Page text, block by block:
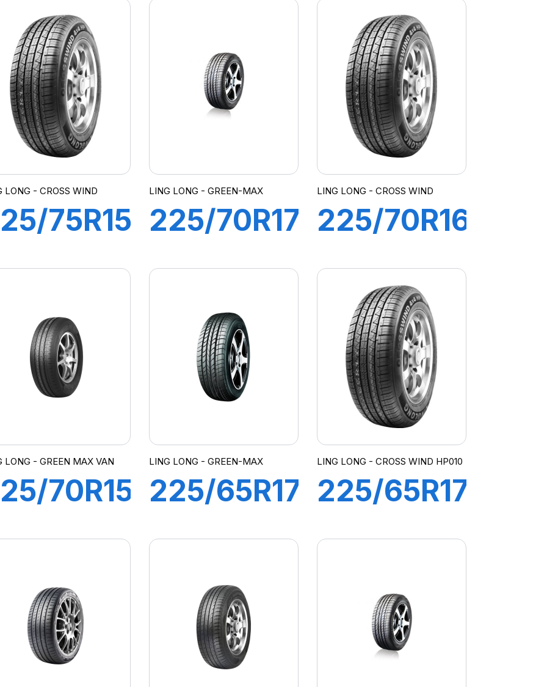
L3
GREEN-
MAX VAN
GREEN-
MAX 4X4
LONG - CROSS WIND
75R15
ET
LING LONG - GREEN-MAX
225/70R17
MAX
HP200
LING LONG - CROSS WIND
225/70R16
CROSS
WIND A/T
LONG - GREEN MAX VAN
70R15C
VAN
LING LONG - GREEN-MAX
225/65R17
MAX
LING LONG - CROSS WIND HP010
225/65R17
WIND HP